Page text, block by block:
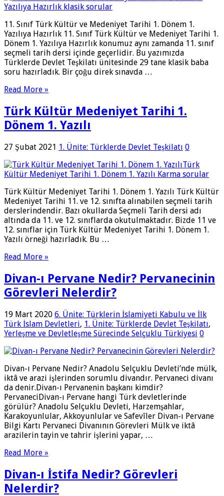
11. Sınıf Türk Kültür ve Medeniyet Tarihi 1. Dönem 1.
Yazılıya Hazırlık 11. Sınıf Türk Kültür ve Medeniyet Tarihi 1.
Dönem 1. Yazılıya Hazırlık konumuz aynı zamanda 11. sınıf
seçmeli tarih dersi içinde geçerlidir. Bu yazımızda
Türklerde Devlet Teşkilatı ünitesinde 29 tane klasik baba
soru hazırladık. Bir çoğu direk sınavda …
Read More »
Türk Kültür Medeniyet Tarihi 1.
Dönem 1. Yazılı
27 Şubat 2021 1. Ünite: Türklerde Devlet Teşkilatı 0
Türk Kültür Medeniyet Tarihi 1. Dönem 1. Yazılı Türk Kültür
Medeniyet Tarihi 11. ve 12. sınıfta alınabilen seçmeli tarih
derslerindendir. Bazı okullarda Seçmeli Tarih dersi adı
altında da 11. ve 12. sınıflarda okutulmaktadır. Bizde 11 ve
12. sınıflar için Türk Kültür Medeniyet Tarihi 1. Dönem 1.
Yazılı örneği hazırladık. Bu …
Read More »
Divan-ı Pervane Nedir? Pervanecinin
Görevleri Nelerdir?
19 Mart 2020 6. Ünite: Türklerin İslamiyeti Kabulu ve İlk
Türk İslam Devletleri, 1. Ünite: Türklerde Devlet Teşkilatı,
Yerleşme ve Devletleşme Sürecinde Selçuklu Türkiyesi 0
Divan-ı Pervane Nedir? Anadolu Selçuklu Devleti’nde mülk,
iktâ ve arazi işlerinden sorumlu divandır. Pervaneci divanı
da denir.Divan-ı Pervanenin başkanı kimdir?
PervaneciDivan-ı Pervane hangi Türk devletlerinde
görülür? Anadolu Selçuklu Devleti, Harzemşahlar,
Karakoyunlular, Akkoyunlular ve Safevîler Divan-ı Pervane
Bilgi Kartı Pervaneci Divanının Görevleri Mülk ve iktâ
arazilerin tayin ve tahrir işlerini yapar, …
Read More »
Divan-ı İstifa Nedir? Görevleri
Nelerdir?